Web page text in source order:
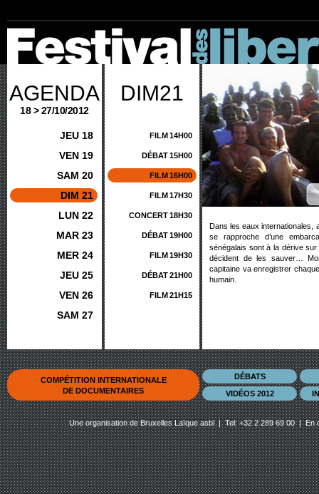
AGENDA
18 > 27/10/2012
JEU 18
VEN 19
SAM 20
DIM 21
LUN 22
MAR 23
MER 24
JEU 25
VEN 26
SAM 27
DIM21
FILM14H00
DÉBAT15H00
FILM16H00
FILM17H30
CONCERT18H30
DÉBAT19H00
FILM19H30
DÉBAT21H00
FILM21H15
Dans les eaux internationales,
se rapproche d’une
sénégalais sont à la dérive
décident de les sauver…
capitaine va enregistrer
humain.
COMPÉTITION INTERNATIONALE
DE DOCUMENTAIRES
DÉBATS
VIDÉOS 2012
Une organisation deBruxelles Laïque asbl| Tel: +32 2 289 69 00 | En